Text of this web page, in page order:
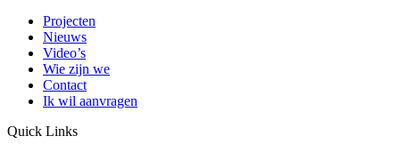
Projecten
Nieuws
Video’s
Wie zijn we
Contact
Ik wil aanvragen
Quick Links